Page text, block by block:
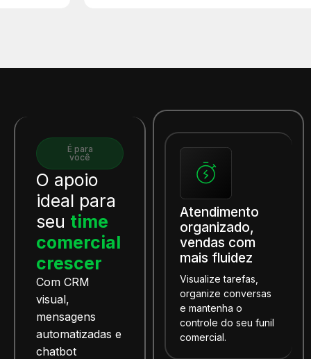
É para
você
O apoio
ideal para
seu time
comercial
crescer
Com CRM
visual,
mensagens
automatizadas e
chatbot
Atendimento
organizado,
vendas com
mais fluidez
Visualize tarefas,
organize conversas
e mantenha o
controle do seu funil
comercial.